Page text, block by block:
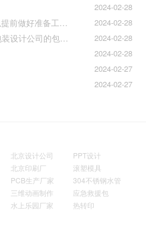
2024-02-28
2024-02-28
哈尔滨食品VI设计麦当劳可以提前做好准备工作促进挪动购买
2024-02-28
国外饮料包装设计欣赏饮料包装设计公司的包装设计
2024-02-28
2024-02-27
2024-02-27
北京设计公司
PPT设计
北京印刷厂
滚塑模具
PCB生产厂家
304不锈钢水管
三维动画制作
应急救援包
水上乐园厂家
热转印